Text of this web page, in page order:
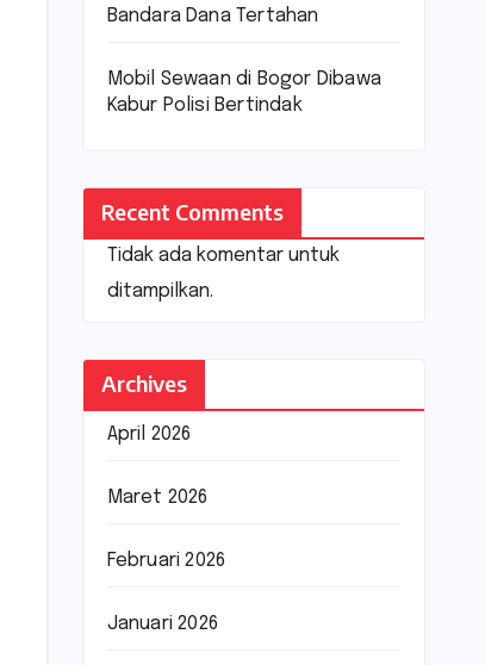
Bandara Dana Tertahan
Mobil Sewaan di Bogor Dibawa
Kabur Polisi Bertindak
Recent Comments
Tidak ada komentar untuk
ditampilkan.
Archives
April 2026
Maret 2026
Februari 2026
Januari 2026